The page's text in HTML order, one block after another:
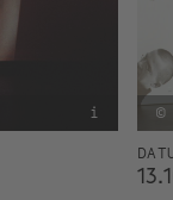
i ©